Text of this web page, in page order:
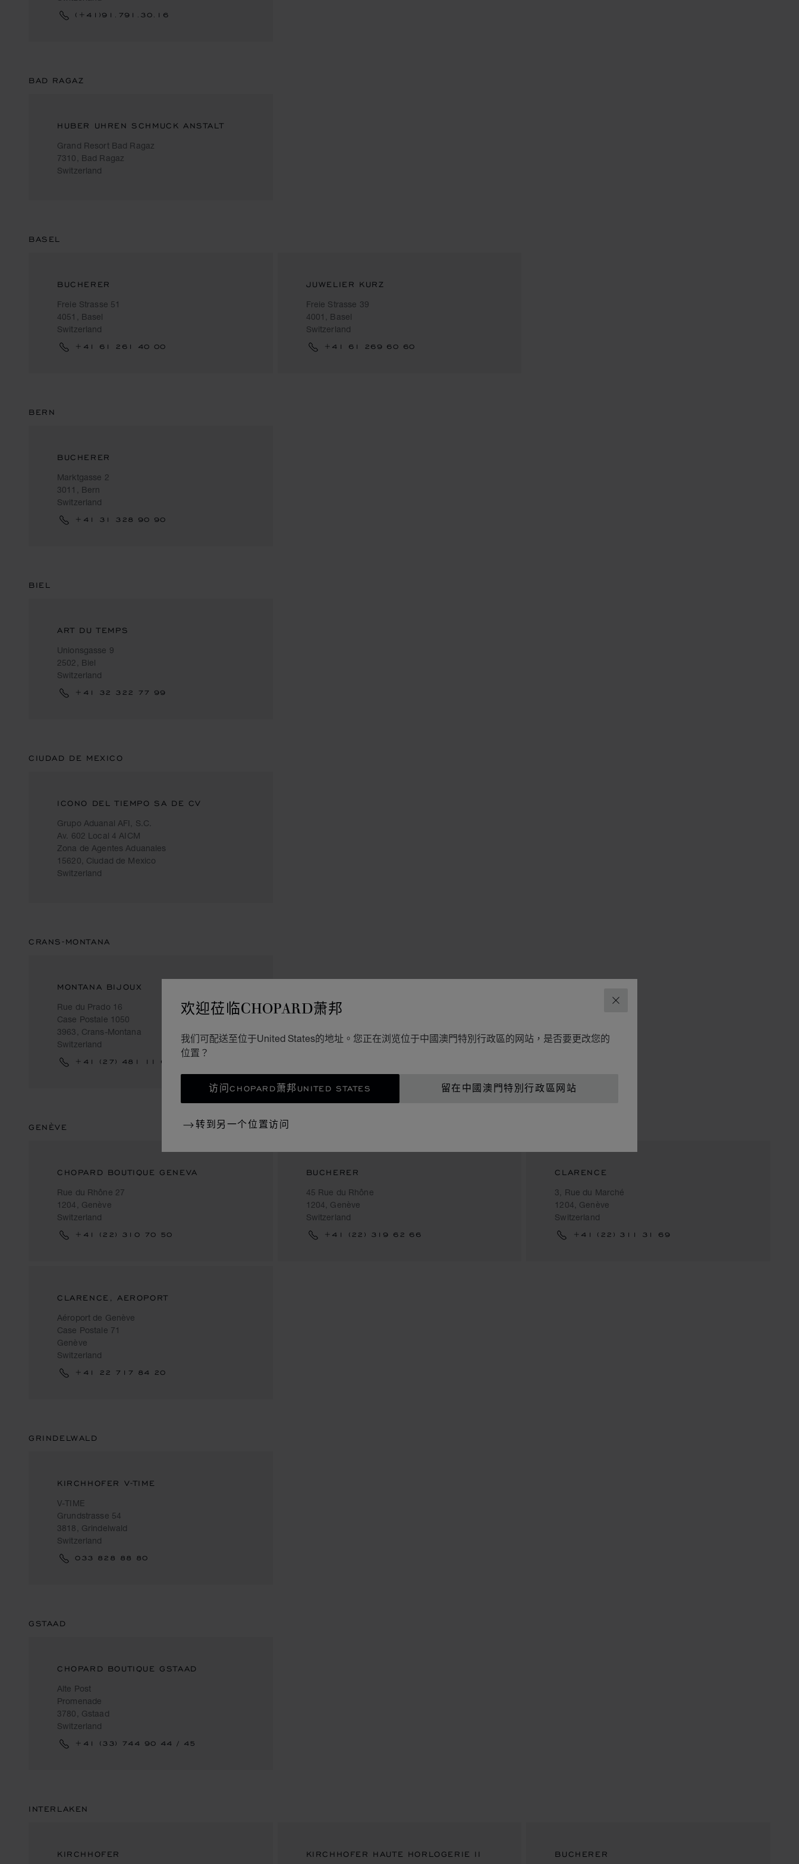
关闭
欢迎莅临CHOPARD萧邦
我们可配送至位于United States的地址。您正在浏览位于中國澳門特別行政區的网站，是否要更改您的
位置？
访问CHOPARD萧邦UNITED STATES 留在中國澳門特別行政區网站
转到另一个位置访问
(+41)91.791.30.16
BAD RAGAZ
HUBER UHREN SCHMUCK ANSTALT
Grand Resort Bad Ragaz
7310, Bad Ragaz
Switzerland
BASEL
BUCHERER
Freie Strasse 51
4051, Basel
Switzerland
+41 61 261 40 00
JUWELIER KURZ
Freie Strasse 39
4001, Basel
Switzerland
+41 61 269 60 60
BERN
BUCHERER
Marktgasse 2
3011, Bern
Switzerland
+41 31 328 90 90
BIEL
ART DU TEMPS
Unionsgasse 9
2502, Biel
Switzerland
+41 32 322 77 99
CIUDAD DE MEXICO
ICONO DEL TIEMPO SA DE CV
Grupo Aduanal AFI, S.C.
Av. 602 Local 4 AICM
Zona de Agentes Aduanales
15620, Ciudad de Mexico
Switzerland
CRANS-MONTANA
MONTANA BIJOUX
Rue du Prado 16
Case Postale 1050
3963, Crans-Montana
Switzerland
+41 (27) 481 11 69
GENÈVE
CHOPARD BOUTIQUE GENEVA
Rue du Rhône 27
1204, Genève
Switzerland
+41 (22) 310 70 50
BUCHERER
45 Rue du Rhône
1204, Genève
Switzerland
+41 (22) 319 62 66
CLARENCE
3, Rue du Marché
1204, Genève
Switzerland
+41 (22) 311 31 69
CLARENCE, AEROPORT
Aéroport de Genève
Case Postale 71
Genève
Switzerland
+41 22 717 84 20
GRINDELWALD
KIRCHHOFER V-TIME
V-TIME
Grundstrasse 54
3818, Grindelwald
Switzerland
033 828 88 80
GSTAAD
CHOPARD BOUTIQUE GSTAAD
Alte Post
Promenade
3780, Gstaad
Switzerland
+41 (33) 744 90 44 / 45
INTERLAKEN
KIRCHHOFER KIRCHHOFER HAUTE HORLOGERIE II BUCHERER